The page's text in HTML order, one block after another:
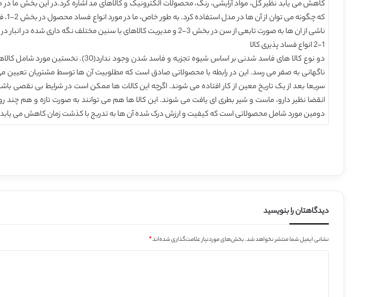
کاهش می یابد نظیر گل، مواد آرایشی، رنگ، محصولات الکترونیک و کالاهای مد اشاره کرد.در این بخش
ناشی از ان ها به صورت تابعی از سن در بخش 3-2 و مدیریت کالاهای با سنین مختلف نگه داری شده در انبار در بخش 2-3 صحبت می کنیم.
2-1 انواع فساد پذیری کالا
دو نوع کالا های فاسد شدنی بر اساس شیوه
ناگهانی به صفر می رسد. این در رابطه با محصولاتی صادق است که مطلوبیت آن ها توسط مشتریان تعیین
سریعا بعد از یک تاریخ معین از کار افتاده می شوند. اگرچه این کالات ها ممکن است در شرایط بی نقصی
انقضا نظیر دارو، ماست و شیر بطری ای یافت می شوند. این کالا ها هم می توانند به صورت تازه و هم چند
دومین مورد شامل محصولاتی است که کیفیت و ارزش درک شده آن ها به تدریج با کذشت زمان کاهش می
دیدگاهتان را بنویسید
نشانی ایمیل شما منتشر نخواهد شد.بخش‌های موردنیاز علامت‌گذاری شده‌اند*